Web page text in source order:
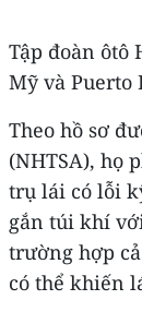
Tập đoàn ôtô
Mỹ và Puerto
Theo hồ sơ
(NHTSA), họ
trụ lái có lỗi
gắn túi khí
trường hợp
có thể khiến